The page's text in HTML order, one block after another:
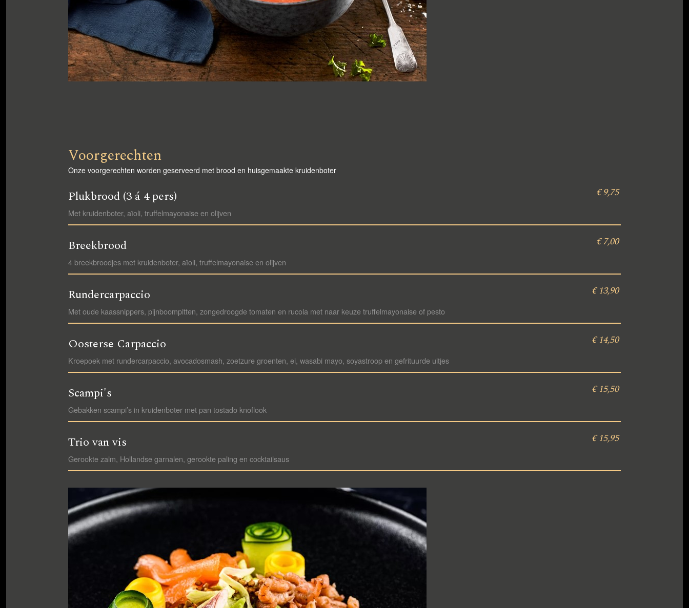
Voorgerechten
Onze voorgerechten worden geserveerd met brood en huisgemaakte kruidenboter
Plukbrood (3 á 4 pers) € 9,75
Met kruidenboter, aïoli, truffelmayonaise en olijven
Breekbrood € 7,00
4 breekbroodjes met kruidenboter, aïoli, truffelmayonaise en olijven
Rundercarpaccio € 13,90
Met oude kaassnippers, pijnboompitten, zongedroogde tomaten en rucola met naar keuze truffelmayonaise of pesto
Oosterse Carpaccio € 14,50
Kroepoek met rundercarpaccio, avocadosmash, zoetzure groenten, ei, wasabi mayo, soyastroop en gefrituurde uitjes
Scampi's € 15,50
Gebakken scampi’s in kruidenboter met pan tostado knoflook
Trio van vis € 15,95
Gerookte zalm, Hollandse garnalen, gerookte paling en cocktailsaus